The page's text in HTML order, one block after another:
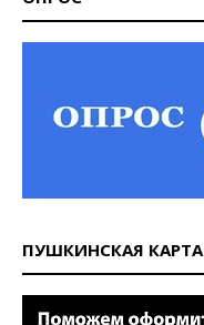
ПУШКИНСКАЯ КАРТА